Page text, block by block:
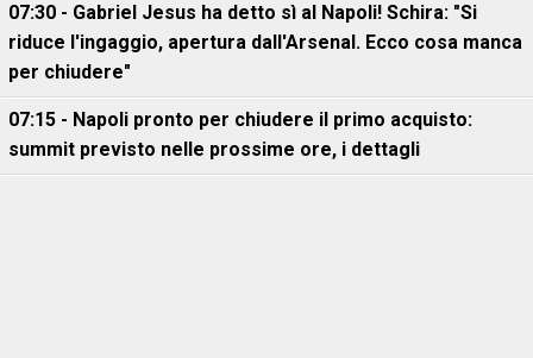
07:30 - Gabriel Jesus ha detto sì al Napoli! Schira: "Si
riduce l'ingaggio, apertura dall'Arsenal. Ecco cosa manca
per chiudere"
07:15 - Napoli pronto per chiudere il primo acquisto:
summit previsto nelle prossime ore, i dettagli